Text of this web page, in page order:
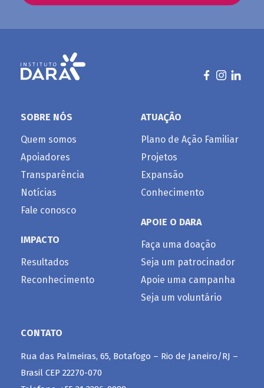
SOBRE NÓS
Quem somos
Apoiadores
Transparência
Notícias
Fale conosco
IMPACTO
Resultados
Reconhecimento
ATUAÇÃO
Plano de Ação Familiar
Projetos
Expansão
Conhecimento
APOIE O DARA
Faça uma doação
Seja um patrocinador
Apoie uma campanha
Seja um voluntário
CONTATO
Rua das Palmeiras, 65, Botafogo – Rio de Janeiro/RJ –
Brasil CEP 22270-070